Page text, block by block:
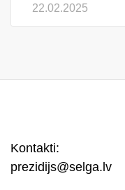
22.02.2025
Kontakti:
prezidijs@selga.lv